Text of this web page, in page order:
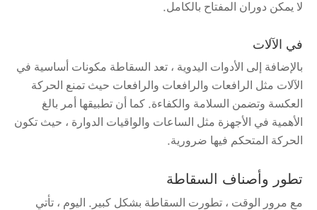
لا يمكن دوران المفتاح بالكامل.
في الآلات
بالإضافة إلى الأدوات اليدوية ، تعد السقاطة مكونات أساسية في
الآلات مثل الرافعات والرافعات والرافعات حيث تمنع الحركة
العكسة وتضمن السلامة والكفاءة. كما أن تطبيقها أمر بالغ
الأهمية في الأجهزة مثل الساعات والواقيات الدوارة ، حيث تكون
الحركة المتحكم فيها ضرورية.
تطور وأصناف السقاطة
مع مرور الوقت ، تطورت السقاطة بشكل كبير. اليوم ، تأتي